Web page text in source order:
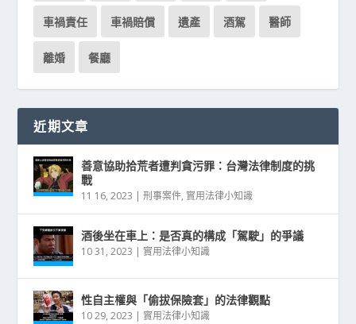
車禍責任 車禍賠償 遺產 酒駕 醫師
離婚 餐廳
近期文章
善意協助拾荒者遭判貪污罪：台灣法律制度的挑
戰
11 16, 2023 |刑事案件, 實用法律小知識
酒後坐在車上：是否真的構成「駕駛」的爭議
10 31, 2023 | 實用法律小知識
性自主權與「偷拔保險套」的法律觀點
10 29, 2023 | 實用法律小知識